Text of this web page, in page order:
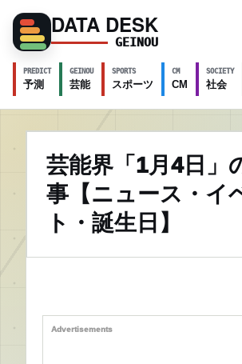
DATA DESK
GEINOU
PREDICT
予測
GEINOU
芸能
SPORTS
スポーツ
CM
CM
SOCIETY
社会
芸能界「1月4日」
事【ニュース・イ
ト・誕生日】
Advertisements